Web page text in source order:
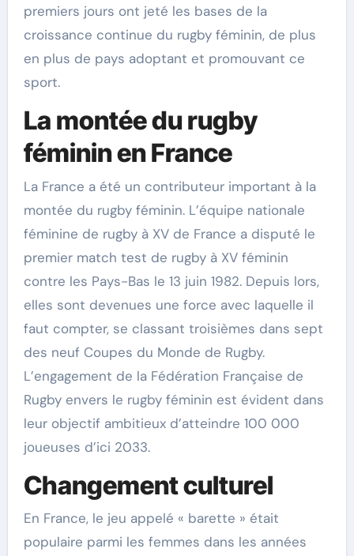
premiers jours ont jeté les bases de la
croissance continue du rugby féminin, de plus
en plus de pays adoptant et promouvant ce
sport.
La montée du rugby
féminin en France
La France a été un contributeur important à la
montée du rugby féminin. L’équipe nationale
féminine de rugby à XV de France a disputé le
premier match test de rugby à XV féminin
contre les Pays-Bas le 13 juin 1982. Depuis lors,
elles sont devenues une force avec laquelle il
faut compter, se classant troisièmes dans sept
des neuf Coupes du Monde de Rugby.
L’engagement de la Fédération Française de
Rugby envers le rugby féminin est évident dans
leur objectif ambitieux d’atteindre 100 000
joueuses d’ici 2033.
Changement culturel
En France, le jeu appelé « barette » était
populaire parmi les femmes dans les années